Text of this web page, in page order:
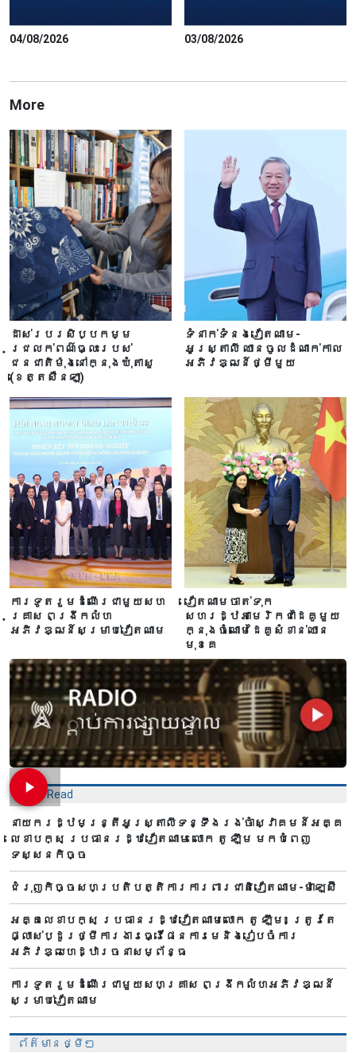
04/08/2026 03/08/2026
More
ដាស់របរសិប្បកម្ម
ជ្រលក់ពណ៌ធ្លះរបស់
ជនជាតិម៉ុងនៅក្នុងឃុំតាសួ
(ខេត្តសឺនឡា)
ទំនាក់ទំនងវៀតណាម-
អូស្ត្រាលី ឈាន​ចូលដំណាក់កាល
អភិវឌ្ឍន៍ថ្មីមួយ
ការទូតរួមដំណើរជាមួយសហ
គ្រាស ពង្រីកលំហ
អភិវឌ្ឍន៍សម្រាប់វៀតណាម
វៀតណាមចាត់ទុក
សហរដ្ឋអាមេរិកជាដៃគូមួយ
ក្នុងចំណោមដៃគូសំខាន់ឈាន
មុខគេ
Most Read
នាយករដ្ឋមន្ត្រីអូស្ត្រាលីទន្ទឹងរង់ចាំស្វាគមន៍អគ្គ
លេខាបក្ស ប្រធានរដ្ឋវៀតណាម លោក តូ ឡឹម មកបំពេញ
ទស្សនកិច្ច
ជំរុញកិច្ចសហប្រតិបត្តិការការពារជាតិវៀតណាម-ម៉ាឡេស៊ី
អគ្គលេខាបក្ស ប្រធានរដ្ឋវៀតណាមលោក តូ ឡឹម៖ ត្រូវតែ
ផ្លាស់ប្ដូរថ្មីការងារធ្វើផែនការមេនិងរៀបចំការ
អភិវឌ្ឍហេដ្ឋារចនាសម្ព័ន្ធ
ការទូតរួមដំណើរជាមួយសហគ្រាស ពង្រីកលំហអភិវឌ្ឍន៍
សម្រាប់វៀតណាម
ព័ត៌មានថ្មីៗ